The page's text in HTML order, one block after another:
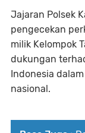
Jajaran Polsek
pengecekan
milik Kelompok
dukungan
Indonesia
nasional.